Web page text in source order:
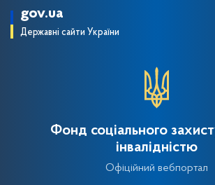
gov.ua
Державні сайти України
Фонд соціального
інвалідністю
Офіційний вебпортал